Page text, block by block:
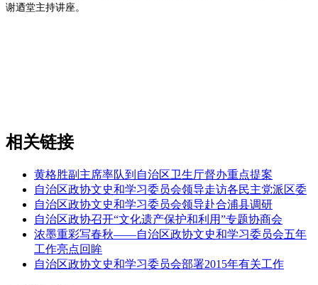
谢迺堂主持讲座。
相关链接
黄格胜副主席率队到自治区卫生厅督办重点提案
自治区政协文史和学习委员会领导走访各民主党派区委
自治区政协文史和学习委员会领导赴合浦县调研
自治区政协召开“文化遗产保护和利用”专题协商会
浓墨重彩写春秋——自治区政协文史和学习委员会五年
工作亮点回眸
自治区政协文史和学习委员会部署2015年有关工作